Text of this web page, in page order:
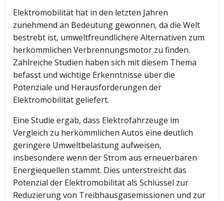
Elektromobilität hat in den letzten Jahren
zunehmend an Bedeutung gewonnen, da die Welt
bestrebt ist, umweltfreundlichere Alternativen zum
herkömmlichen Verbrennungsmotor zu finden.
Zahlreiche Studien haben sich mit diesem Thema
befasst und wichtige Erkenntnisse über die
Potenziale und Herausforderungen der
Elektromobilität geliefert.
Eine Studie ergab, dass Elektrofahrzeuge im
Vergleich zu herkömmlichen Autos eine deutlich
geringere Umweltbelastung aufweisen,
insbesondere wenn der Strom aus erneuerbaren
Energiequellen stammt. Dies unterstreicht das
Potenzial der Elektromobilität als Schlüssel zur
Reduzierung von Treibhausgasemissionen und zur